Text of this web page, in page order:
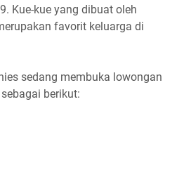
Kue-kue yang dibuat oleh
favorit keluarga di
sedang membuka lowongan
berikut: